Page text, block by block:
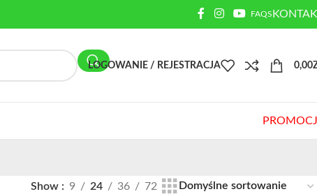
FAQS
LOGOWANIE / REJESTRACJA 0,00
Show 9 24 36 72